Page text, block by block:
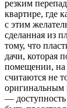
резким
квартире, где
с этим
сделанная из
тому, что
дачи, которая
помещении, на
считаются не
оригинальным
—